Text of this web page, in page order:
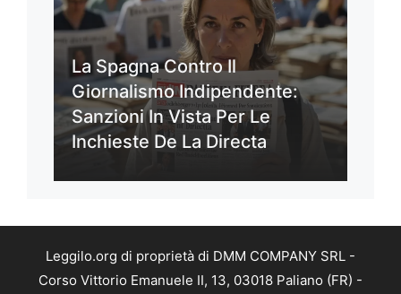
La Spagna Contro Il
Giornalismo Indipendente:
Sanzioni In Vista Per Le
Inchieste De La Directa
Leggilo.org di proprietà di DMM COMPANY SRL -
Corso Vittorio Emanuele II, 13, 03018 Paliano (FR) -